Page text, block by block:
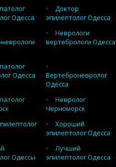
Одесса
Доктор
эпилептолог Одесса
Неврологи
вертебрологи Одесса
Одесса
Вертеброневролог
Одесса
Невролог
Черноморск
Хороший
эпилептолог Одесса
Одессы
Лучший
эпилептолог Одесса